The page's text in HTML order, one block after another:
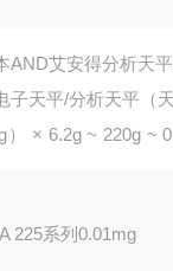
AND艾安得分析天
子天平/分析天平（
） × 6.2g ~ 220g ~
225系列0.01mg